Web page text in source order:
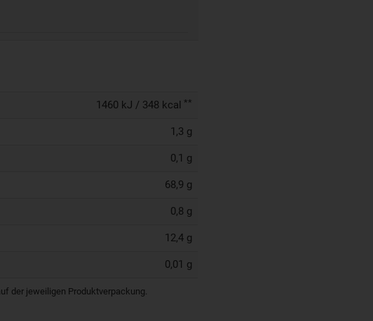
1460 kJ / 348 kcal **
1,3 g
0,1 g
68,9 g
0,8 g
12,4 g
0,01 g
der jeweiligen Produktverpackung.